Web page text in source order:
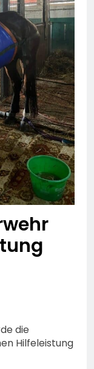
die
Hilfeleistung